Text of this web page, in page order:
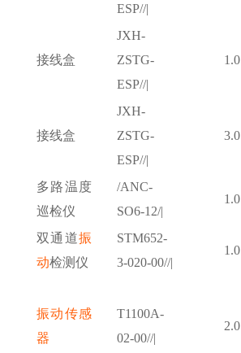
ESP//|
接线盒
JXH-
ZSTG-
ESP//|
1.0
接线盒
JXH-
ZSTG-
ESP//|
3.0
多路温度
巡检仪
/ANC-
SO6-12/|
1.0
双通道振
动检测仪
STM652-
3-020-00//|
1.0
振动传感
器
T1100A-
02-00//|
2.0